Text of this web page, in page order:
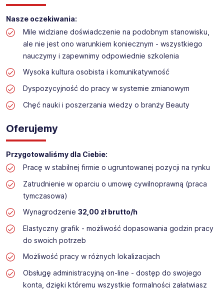
Nasze oczekiwania:
Mile widziane doświadczenie na podobnym stanowisku,
ale nie jest ono warunkiem koniecznym - wszystkiego
nauczymy i zapewnimy odpowiednie szkolenia
Wysoka kultura osobista i komunikatywność
Dyspozycyjność do pracy w systemie zmianowym
Chęć nauki i poszerzania wiedzy o branży Beauty
Oferujemy
Przygotowaliśmy dla Ciebie:
Pracę w stabilnej firmie o ugruntowanej pozycji na rynku
Zatrudnienie w oparciu o umowę cywilnoprawną (praca
tymczasowa)
Wynagrodzenie 32,00 zł brutto/h
Elastyczny grafik - możliwość dopasowania godzin pracy
do swoich potrzeb
Możliwość pracy w różnych lokalizacjach
Obsługę administracyjną on-line - dostęp do swojego
konta, dzięki któremu wszystkie formalności załatwiasz